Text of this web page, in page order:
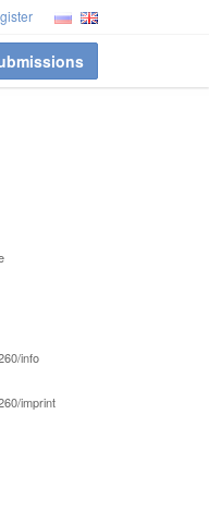
info
imprint